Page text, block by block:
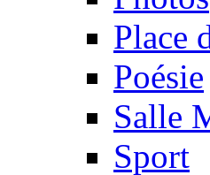
Place
Poésie
Salle
Sport